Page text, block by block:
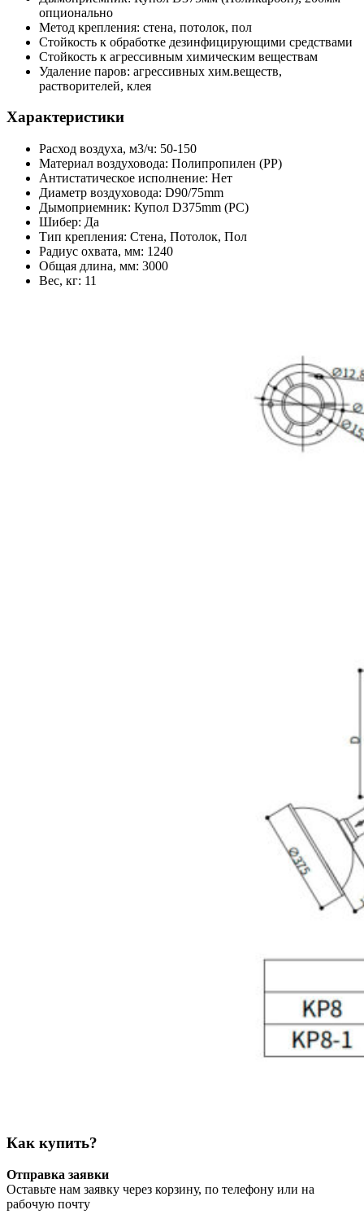
опционально
Метод крепления: стена, потолок, пол
Стойкость к обработке дезинфицирующими средствами
Стойкость к агрессивным химическим веществам
Удаление паров: агрессивных хим.веществ,
растворителей, клея
Характеристики
Расход воздуха, м3/ч: 50-150
Материал воздуховода: Полипропилен (PP)
Антистатическое исполнение: Нет
Диаметр воздуховода: D90/75mm
Дымоприемник: Купол D375mm (PC)
Шибер: Да
Тип крепления: Стена, Потолок, Пол
Радиус охвата, мм: 1240
Общая длина, мм: 3000
Вес, кг: 11
Как купить?
Отправка заявки
Оставьте нам заявку через корзину, по телефону или на
рабочую почту